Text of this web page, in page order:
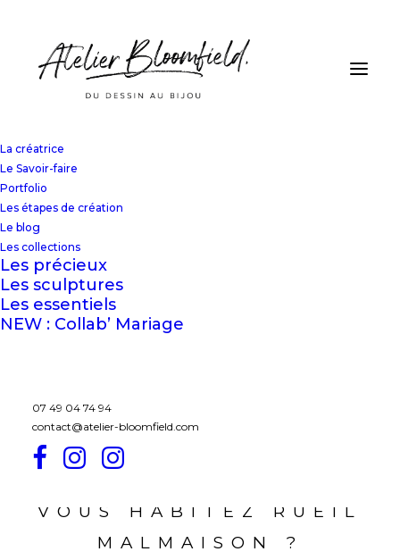
La créatrice
Le Savoir-faire
Portfolio
Les étapes de création
Le blog
Les collections
Les précieux
Les sculptures
Les essentiels
NEW : Collab’ Mariage
07 49 04 74 94
contact@atelier-bloomfield.com
VOUS HABITEZ RUEIL
MALMAISON ?